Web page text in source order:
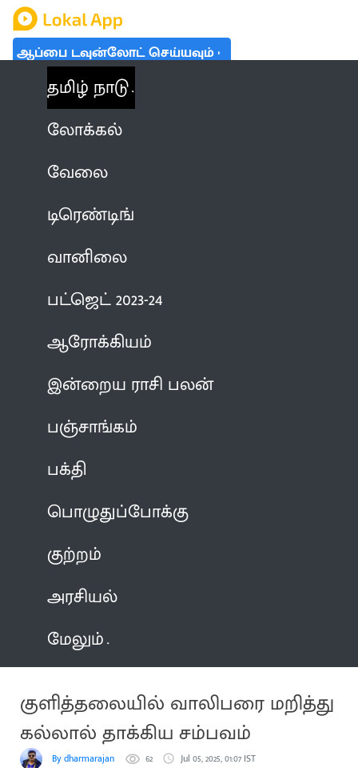
ஆப்பை டவுன்லோட் செய்யவும்
தமிழ் நாடு
லோக்கல்
வேலை
டிரெண்டிங்
வானிலை
பட்ஜெட் 2023-24
ஆரோக்கியம்
இன்றைய ராசி பலன்
பஞ்சாங்கம்
பக்தி
பொழுதுப்போக்கு
குற்றம்
அரசியல்
மேலும்
குளித்தலையில் வாலிபரை மறித்து
கல்லால் தாக்கிய சம்பவம்
By dharmarajan 62 Jul 05, 2025, 01:07 IST